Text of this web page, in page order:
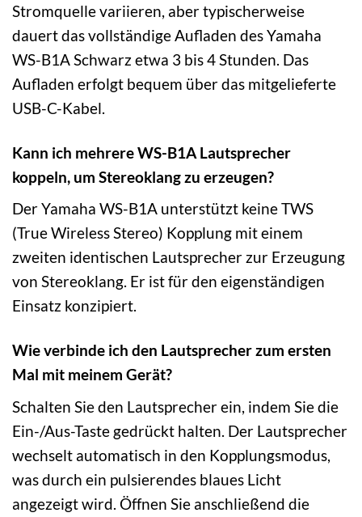
Stromquelle variieren, aber typischerweise
dauert das vollständige Aufladen des Yamaha
WS-B1A Schwarz etwa 3 bis 4 Stunden. Das
Aufladen erfolgt bequem über das mitgelieferte
USB-C-Kabel.
Kann ich mehrere WS-B1A Lautsprecher
koppeln, um Stereoklang zu erzeugen?
Der Yamaha WS-B1A unterstützt keine TWS
(True Wireless Stereo) Kopplung mit einem
zweiten identischen Lautsprecher zur Erzeugung
von Stereoklang. Er ist für den eigenständigen
Einsatz konzipiert.
Wie verbinde ich den Lautsprecher zum ersten
Mal mit meinem Gerät?
Schalten Sie den Lautsprecher ein, indem Sie die
Ein-/Aus-Taste gedrückt halten. Der Lautsprecher
wechselt automatisch in den Kopplungsmodus,
was durch ein pulsierendes blaues Licht
angezeigt wird. Öffnen Sie anschließend die